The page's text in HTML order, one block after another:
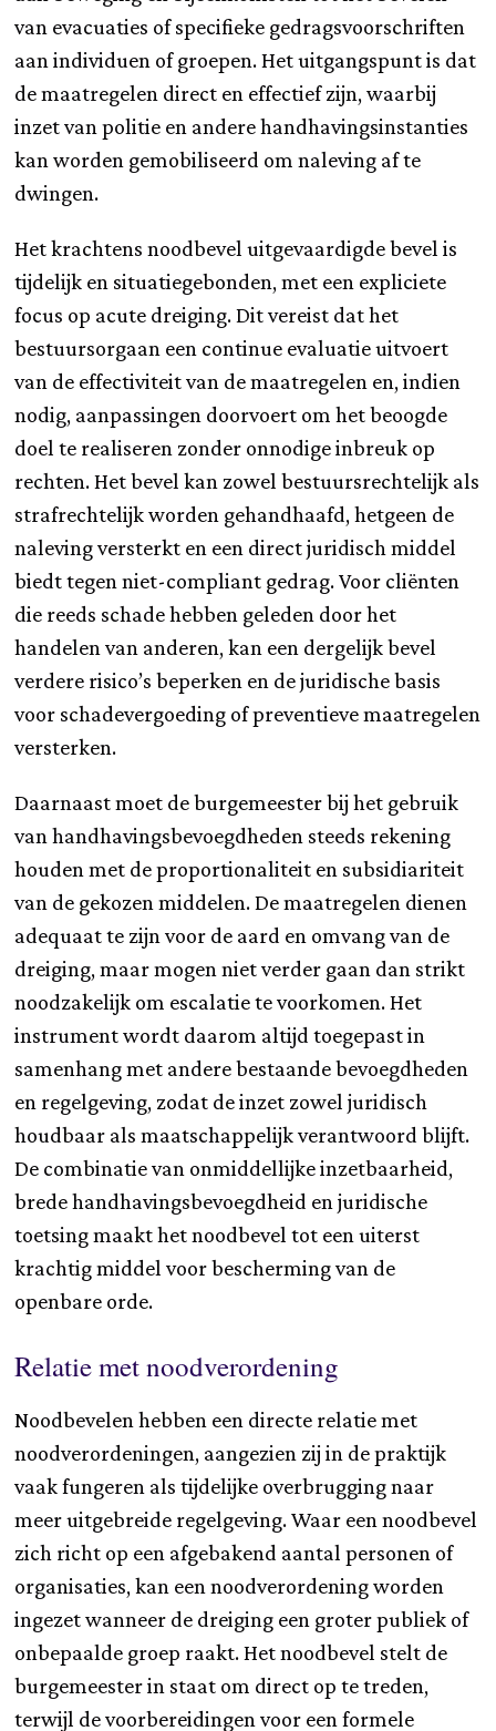
van evacuaties of specifieke gedragsvoorschriften
aan individuen of groepen. Het uitgangspunt is dat
de maatregelen direct en effectief zijn, waarbij
inzet van politie en andere handhavingsinstanties
kan worden gemobiliseerd om naleving af te
dwingen.
Het krachtens noodbevel uitgevaardigde bevel is
tijdelijk en situatiegebonden, met een expliciete
focus op acute dreiging. Dit vereist dat het
bestuursorgaan een continue evaluatie uitvoert
van de effectiviteit van de maatregelen en, indien
nodig, aanpassingen doorvoert om het beoogde
doel te realiseren zonder onnodige inbreuk op
rechten. Het bevel kan zowel bestuursrechtelijk als
strafrechtelijk worden gehandhaafd, hetgeen de
naleving versterkt en een direct juridisch middel
biedt tegen niet-compliant gedrag. Voor cliënten
die reeds schade hebben geleden door het
handelen van anderen, kan een dergelijk bevel
verdere risico’s beperken en de juridische basis
voor schadevergoeding of preventieve maatregelen
versterken.
Daarnaast moet de burgemeester bij het gebruik
van handhavingsbevoegdheden steeds rekening
houden met de proportionaliteit en subsidiariteit
van de gekozen middelen. De maatregelen dienen
adequaat te zijn voor de aard en omvang van de
dreiging, maar mogen niet verder gaan dan strikt
noodzakelijk om escalatie te voorkomen. Het
instrument wordt daarom altijd toegepast in
samenhang met andere bestaande bevoegdheden
en regelgeving, zodat de inzet zowel juridisch
houdbaar als maatschappelijk verantwoord blijft.
De combinatie van onmiddellijke inzetbaarheid,
brede handhavingsbevoegdheid en juridische
toetsing maakt het noodbevel tot een uiterst
krachtig middel voor bescherming van de
openbare orde.
Relatie met noodverordening
Noodbevelen hebben een directe relatie met
noodverordeningen, aangezien zij in de praktijk
vaak fungeren als tijdelijke overbrugging naar
meer uitgebreide regelgeving. Waar een noodbevel
zich richt op een afgebakend aantal personen of
organisaties, kan een noodverordening worden
ingezet wanneer de dreiging een groter publiek of
onbepaalde groep raakt. Het noodbevel stelt de
burgemeester in staat om direct op te treden,
terwijl de voorbereidingen voor een formele